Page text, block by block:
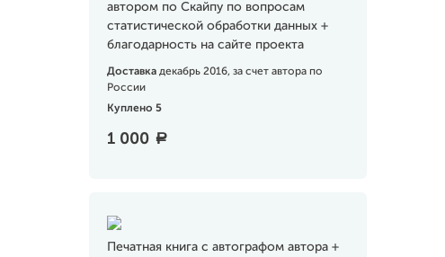
автором по Скайпу по вопросам
статистической обработки данных +
благодарность на сайте проекта
Доставка декабрь 2016, за счет автора по
России
Куплено 5
1 000 a
Печатная книга с автографом автора +